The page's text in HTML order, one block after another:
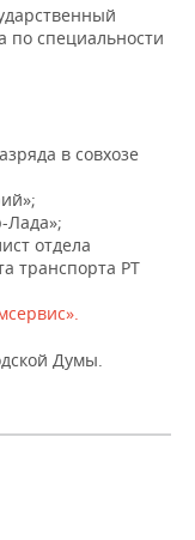
по специальности
в совхозе
Лада»;
отдела
транспорта РТ
Думы.